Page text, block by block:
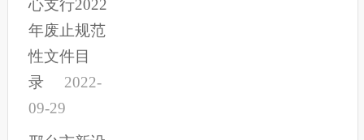
心支行2022
年废止规范
性文件目
录
2022-
09-29